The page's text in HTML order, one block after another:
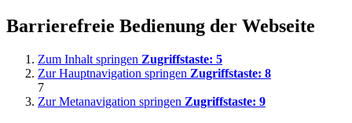
Barrierefreie Bedienung der Webseite
Zum Inhalt springen Zugriffstaste: 5
Zur Hauptnavigation springen Zugriffstaste: 8
7
Zur Metanavigation springen Zugriffstaste: 9